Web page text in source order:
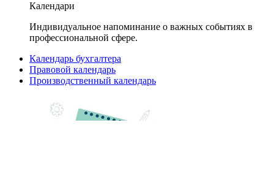
Календари
Индивидуальное напоминание о важных событиях в
профессиональной сфере.
Календарь бухгалтера
Правовой календарь
Производственный календарь